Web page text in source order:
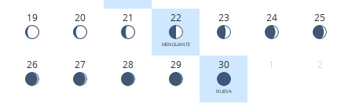
19 20 21 22
MENGUANTE
23 24 25
26 27 28 29 30
NUEVA
1 2